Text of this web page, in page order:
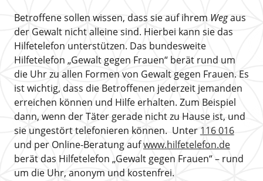
Betroffene sollen wissen, dass sie auf ihrem Wegaus
der Gewalt nicht alleine sind. Hierbei kann sie das
Hilfetelefon unterstützen. Das bundesweite
Hilfetelefon „Gewalt gegen Frauen“ berät rund um
die Uhr zu allen Formen von Gewalt gegen Frauen. Es
ist wichtig, dass die Betroffenen jederzeit jemanden
erreichen können und Hilfe erhalten. Zum Beispiel
dann, wenn der Täter gerade nicht zu Hause ist, und
sie ungestört telefonieren können. Unter 116 016
und per Online-Beratung aufwww.hilfetelefon.de
berät das Hilfetelefon „Gewalt gegen Frauen“ – rund
um die Uhr, anonym und kostenfrei.